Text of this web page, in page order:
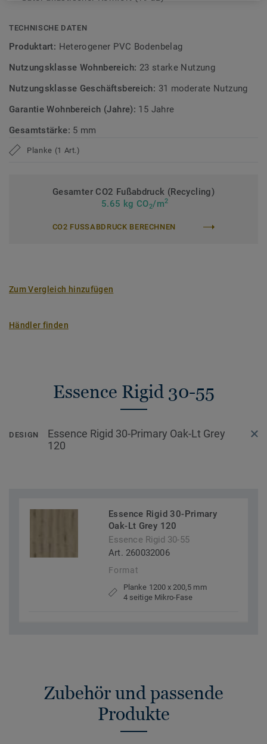
TECHNISCHE DATEN
Produktart: Heterogener PVC Bodenbelag
Nutzungsklasse Wohnbereich: 23 starke Nutzung
Nutzungsklasse Geschäftsbereich: 31 moderate Nutzung
Garantie Wohnbereich (Jahre): 15 Jahre
Gesamtstärke: 5 mm
Planke (1 Art.)
Gesamter CO2 Fußabdruck (Recycling)
5.65 kg CO2/m2
CO2 FUSSABDRUCK BERECHNEN
Zum Vergleich hinzufügen
Händler finden
Essence Rigid 30-55
DESIGN
Essence Rigid 30-Primary Oak-Lt Grey
120
Essence Rigid 30-Primary
Oak-Lt Grey 120
Essence Rigid 30-55
Art. 260032006
Format
Planke 1200 x 200,5 mm
4 seitige Mikro-Fase
Zubehör und passende
Produkte